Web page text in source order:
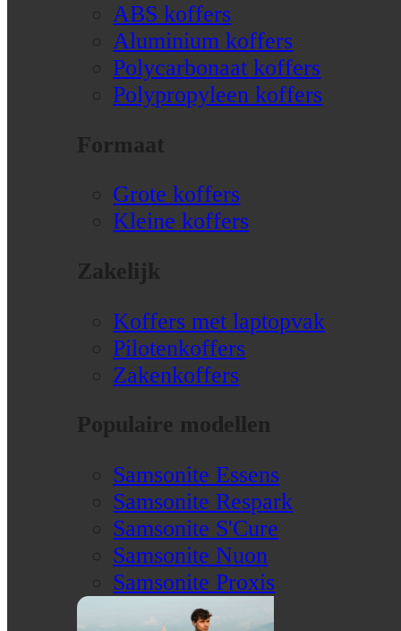
ABS koffers
Aluminium koffers
Polycarbonaat koffers
Polypropyleen koffers
Formaat
Grote koffers
Kleine koffers
Zakelijk
Koffers met laptopvak
Pilotenkoffers
Zakenkoffers
Populaire modellen
Samsonite Essens
Samsonite Respark
Samsonite S'Cure
Samsonite Nuon
Samsonite Proxis